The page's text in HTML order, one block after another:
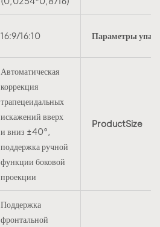
16:9/16:10 Параметры
Автоматическая
коррекция
трапецеидальных
искажений вверх
и вниз ±40°,
поддержка ручной
функции боковой
проекции
ProductSize
Поддержка
фронтальной